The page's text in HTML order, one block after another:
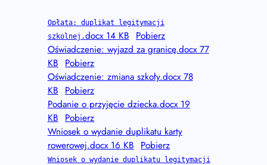
Opłata: duplikat legitymacji
szkolnej.docx 14 KB Pobierz
Oświadczenie: wyjazd za granicę.docx 77
KB Pobierz
Oświadczenie: zmiana szkoły.docx 78
KB Pobierz
Podanie o przyjęcie dziecka.docx 19
KB Pobierz
Wniosek o wydanie duplikatu karty
rowerowej.docx 16 KB Pobierz
Wniosek o wydanie duplikatu legitymacji